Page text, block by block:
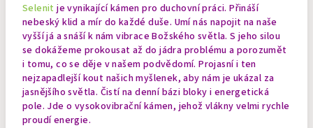
Selenitje vynikající kámen pro duchovní práci. Přináší
nebeský klid a mír do každé duše. Umí nás napojit na naše
vyšší já a snáší k nám vibrace Božského světla. S jeho silou
se dokážeme prokousat až do jádra problému a porozumět
i tomu, co se děje v našem podvědomí. Projasní i ten
nejzapadlejší kout našich myšlenek, aby nám je ukázal za
jasnějšího světla. Čistí na denní bázi bloky i energetická
pole. Jde o vysokovibrační kámen, jehož vlákny velmi rychle
proudí energie.